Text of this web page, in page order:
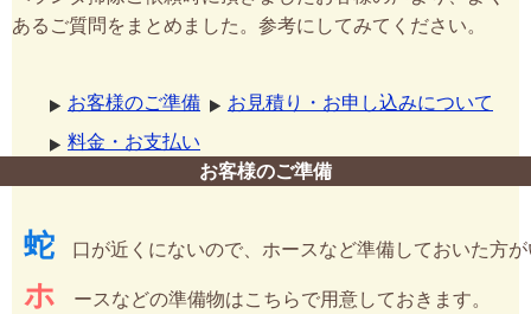
あるご質問をまとめました。参考にしてみてください。
お客様のご準備
お見積り・お申し込みについて
料金・お支払い
お客様のご準備
蛇 口が近くにないので、ホースなど準備しておいた方
ホ ースなどの準備物はこちらで用意しておきます。